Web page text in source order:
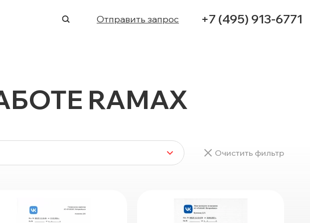
Отправить запрос +7 (495) 913-6771
финансами
динамического
разработка ПО
ЭДО
КЕЙСЫ
RAMAX
Очистить фильтр